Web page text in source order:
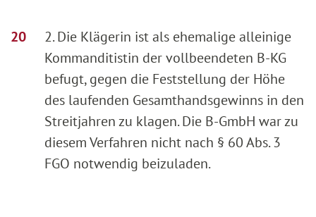
2. Die Klägerin ist als ehemalige alleinige
Kommanditistin der vollbeendeten B-KG
befugt, gegen die Feststellung der Höhe
des laufenden Gesamthandsgewinns in den
Streitjahren zu klagen. Die B-GmbH war zu
diesem Verfahren nicht nach § 60 Abs. 3
FGO notwendig beizuladen.